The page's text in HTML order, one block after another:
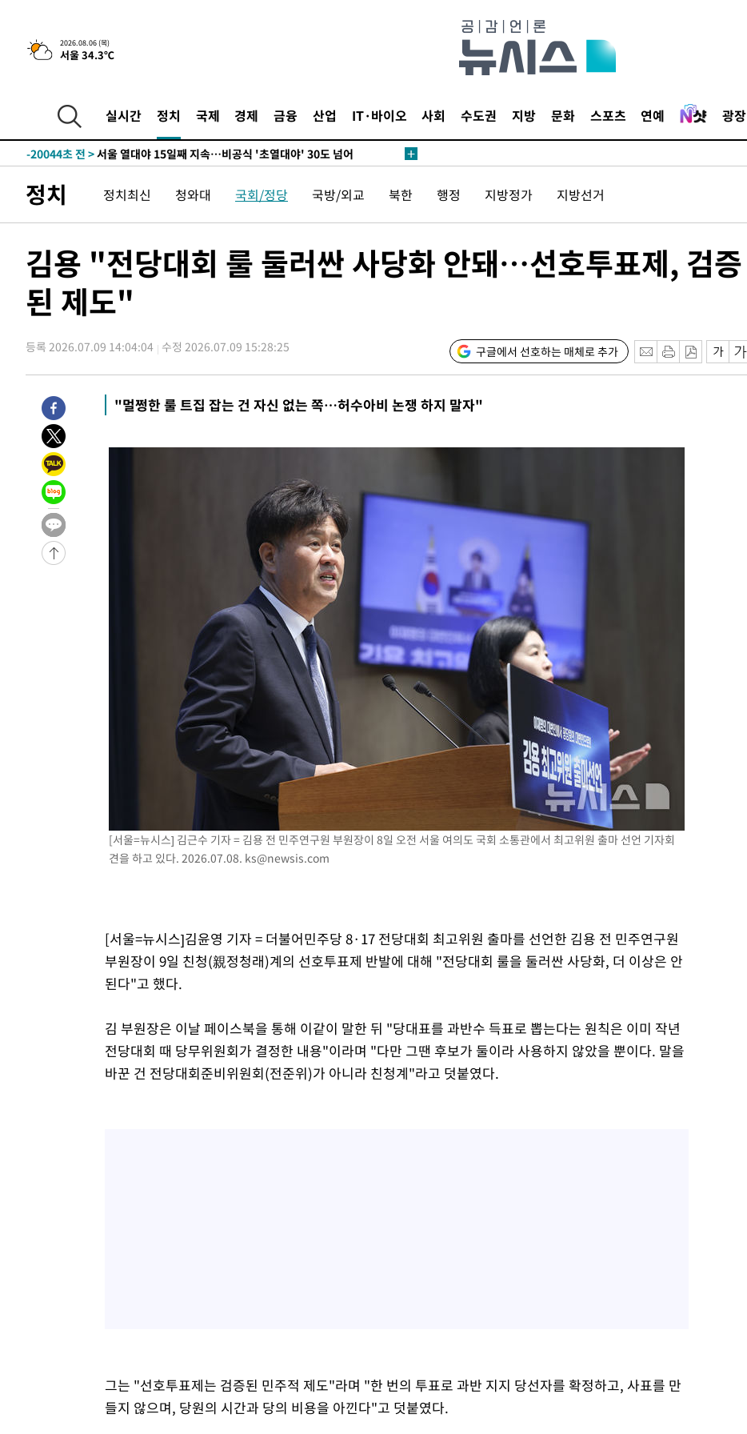
2026.08.06 (목)
서울 34.3℃
실시간 정치 국제 경제 금융 산업 IT·바이오 사회 수도권 지방 문화 스포츠 연예 광장
-25334초 전 >[속보]산업장관 "李정부, 원전 반대 안해…안정 전력 위해 불가피"
-24031초 전 >[속보]경찰, '홍명보 선임 논란' 대한축구협회·축구회관 등 압수수
-23211초 전 >
[속보]코스피 매도사이드카 발동…4%대 급락
-22483초 전 >
-20044초 전 >서울 열대야 15일째 지속…비공식 '초열대야' 30도 넘어
-18594초 전 >
[속보]코스피, 119.51포인트(1.81%) 내린 6478.75 개장
-15041초 전 >6월 경상수지 497.3억 달러…두 달 연속 사상 최대
-12354초 전 >미 워싱턴주 스포캔 시의 통제불능 3개 산불, 방화선 일부 구축
-4527초 전 > [속보] 호르무즈 해협 이란-오만 협상 기대속 뉴욕증시 혼조 마감 다
우 0.49%↑
-2882초 전 > [속보] 이란 대통령 "지금 최고지도자와 소통하기가 매우 어려워" 취
-29219초 전 >내일까지 39도 '펄펄'…기상청 "태풍 지나며 폭염 잠시 꺾인다"
-28856초 전 >트럼프, 한국계 진보 주지사 후보 맹공…"공산주의가 최대 위협"
-28834초 전 >
"美간섭에 합의 지연"…트럼프, '이란 호르무즈 통제권' 수용할까
-25354초 전 >
-24051초 전 >
[속보]경찰, '홍명보 선임 논란' 대한축구협회·축구회관 등 압수수
-23438초 전 >
-23231초 전 >
[속보]코스피 매도사이드카 발동…4%대 급락
-22503초 전 >
[속보]전남광주 초대 시민추천 부시장에 백승주·윤난실
-20064초 전 >
서울 열대야 15일째 지속…비공식 '초열대야' 30도 넘어
-18631초 전 >
[속보]코스닥, 2.15포인트(0.27%) 내린 797.44 출발
[속보]코스피, 119.51포인트(1.81%) 내린 6478.75 개장
6월 경상수지 497.3억 달러…두 달 연속 사상 최대
서울 낮 39도 '폭염중대경보'…40도 관측 가능성도
미 워싱턴주 스포캔 시의 통제불능 3개 산불, 방화선 일부 구축
[속보] 호르무즈 해협 이란-오만 협상 기대속 뉴욕증시 혼조 마감 다
[속보] 이란 대통령 "지금 최고지도자와 소통하기가 매우 어려워" 취
[속보] "이란-오만, 호르무즈 해협 통행 항로 합의" 이란 외무부 대변인
정치 정치최신 청와대 국회/정당 국방/외교 북한 행정 지방정가 지방선거
김용 "전당대회 룰 둘러싼 사당화 안돼…선호투표제, 검증
된 제도"
등록 2026.07.09 14:04:04 수정 2026.07.09 15:28:25 구글에서 선호하는 매체로 추가
"멀쩡한 룰 트집 잡는 건 자신 없는 쪽…허수아비 논쟁 하지 말자"
[서울=뉴시스] 김근수 기자 = 김용 전 민주연구원 부원장이 8일 오전 서울 여의도 국회 소통관에서 최고위원 출마 선언 기자회
견을 하고 있다. 2026.07.08. ks@newsis.com
[서울=뉴시스]김윤영 기자 = 더불어민주당 8·17 전당대회 최고위원 출마를 선언한 김용 전 민주연구원
부원장이 9일 친청(親정청래)계의 선호투표제 반발에 대해 "전당대회 룰을 둘러싼 사당화, 더 이상은 안
된다"고 했다.
김 부원장은 이날 페이스북을 통해 이같이 말한 뒤 "당대표를 과반수 득표로 뽑는다는 원칙은 이미 작년
전당대회 때 당무위원회가 결정한 내용"이라며 "다만 그땐 후보가 둘이라 사용하지 않았을 뿐이다. 말을
바꾼 건 전당대회준비위원회(전준위)가 아니라 친청계"라고 덧붙였다.
그는 "선호투표제는 검증된 민주적 제도"라며 "한 번의 투표로 과반 지지 당선자를 확정하고, 사표를 만
들지 않으며, 당원의 시간과 당의 비용을 아낀다"고 덧붙였다.